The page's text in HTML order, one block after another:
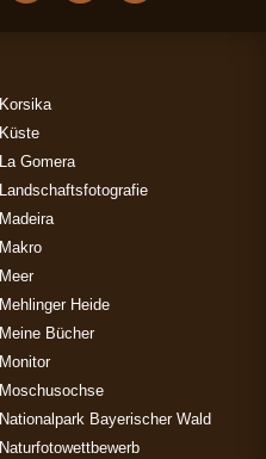
Korsika
Küste
La Gomera
Landschaftsfotografie
Madeira
Makro
Meer
Mehlinger Heide
Meine Bücher
Monitor
Moschusochse
Nationalpark Bayerischer Wald
Naturfotowettbewerb